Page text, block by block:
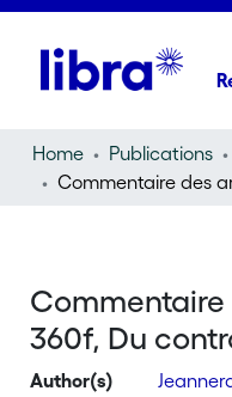
Home Publications
Commentaire
360f, Du
Author(s)